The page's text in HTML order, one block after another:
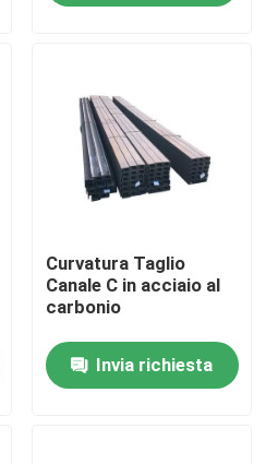
Curvatura Taglio
Canale C in acciaio al
carbonio
Invia richiesta